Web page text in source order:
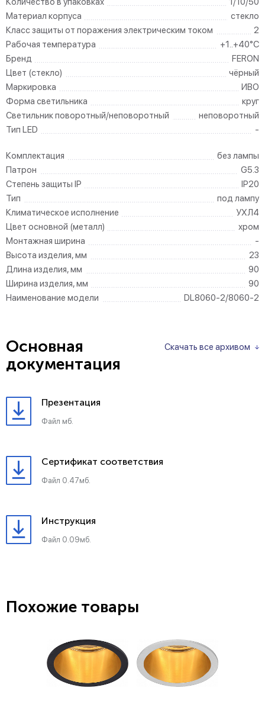
Материал корпуса
стекло
Класс защиты от поражения электрическим током
2
Рабочая температура
+1..+40°C
Бренд
FERON
Цвет (стекло)
чёрный
Маркировка
ИВО
Форма светильника
круг
Светильник поворотный/неповоротный
неповоротный
Тип LED
-
Комплектация
без лампы
Патрон
G5.3
Степень защиты IP
IP20
Тип
под лампу
Климатическое исполнение
УХЛ4
Цвет основной (металл)
хром
Монтажная ширина
-
Высота изделия, мм
23
Длина изделия, мм
90
Ширина изделия, мм
90
Наименование модели
DL8060-2/8060-2
Скачать все архивом
Основная
документация
Презентация
Файл мб.
Сертификат соответствия
Файл 0.47мб.
Инструкция
Файл 0.09мб.
Похожие товары